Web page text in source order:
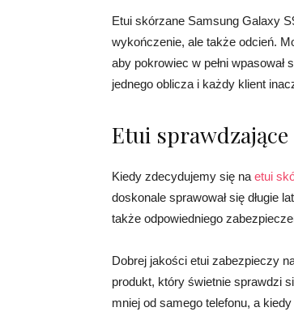
Etui skórzane Samsung Galaxy
wykończenie, ale także odcień.
aby pokrowiec w pełni
jednego oblicza i każdy klient
Etui sprawdzające
Kiedy zdecydujemy się na etui
doskonale sprawował się długie
także odpowiedniego
Dobrej jakości etui zabezpieczy
produkt, który świetnie sprawdzi
mniej od samego telefonu, a